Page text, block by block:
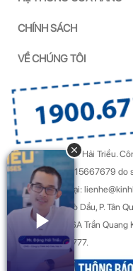
CHÍNH SÁCH
VỀ CHÚNG TÔI
Copyright by Kính Hải Triều.
GPDKKD Số: 0315667679 do
Góp ý & Khiếu nại:
Địa chỉ: 50/22 Gò Dầu, P. Tân
Trụ sở chính: 156A Trần Quang
Hotline: 1900 6777.